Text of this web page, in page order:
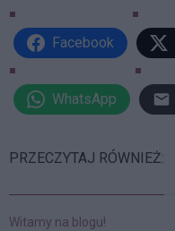
Facebook
WhatsApp
PRZECZYTAJ RÓWNIEŻ:
Witamy na blogu!